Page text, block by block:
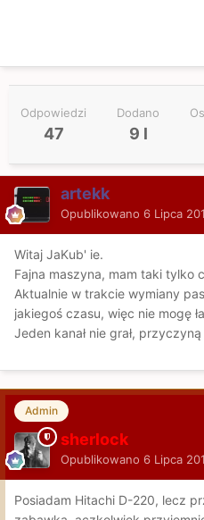
Odpowiedzi
47
Dodano
9 l
artekk
Opublikowano 6 Lipca
Witaj JaKub' ie.
Fajna maszyna, mam taki tylko
Aktualnie w trakcie wymiany
jakiegoś czasu, więc nie mogę
Jeden kanał nie grał,
Admin
sherlock
Opublikowano 6 Lipca
Posiadam Hitachi D-220, lecz